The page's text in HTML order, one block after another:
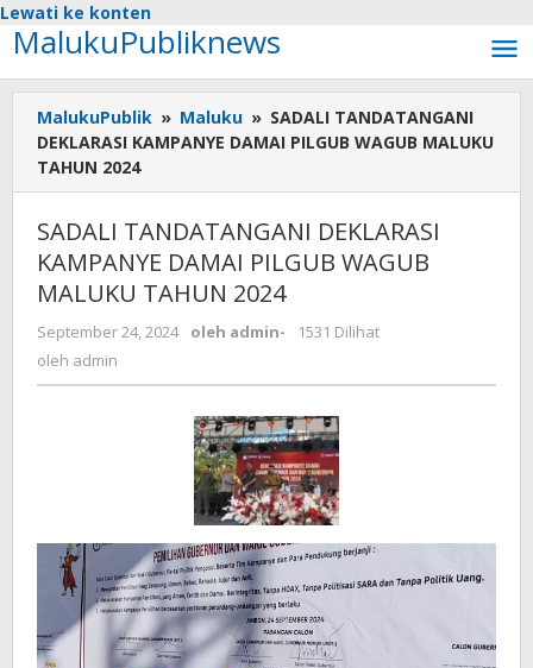
Lewati ke konten
MalukuPubliknews
MalukuPublik » Maluku » SADALI TANDATANGANI
DEKLARASI KAMPANYE DAMAI PILGUB WAGUB MALUKU
TAHUN 2024
SADALI TANDATANGANI DEKLARASI
KAMPANYE DAMAI PILGUB WAGUB
MALUKU TAHUN 2024
September 24, 2024 oleh admin-
1531 Dilihat
oleh admin